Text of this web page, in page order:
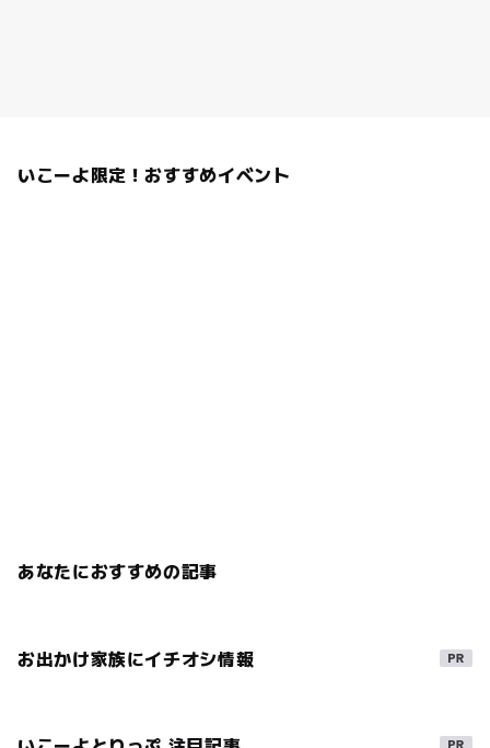
いこーよ限定！おすすめイベント
あなたにおすすめの記事
お出かけ家族にイチオシ情報